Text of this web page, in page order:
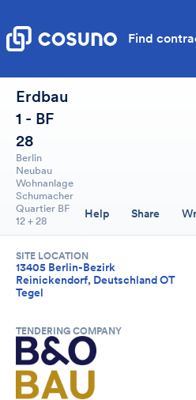
Find
Erdbau
1 - BF
28
Berlin
Neubau
Wohnanlage
Schumacher
Quartier BF
12 + 28
Help Share
SITE LOCATION
13405 Berlin-Bezirk
Reinickendorf, Deutschland OT
Tegel
TENDERING COMPANY